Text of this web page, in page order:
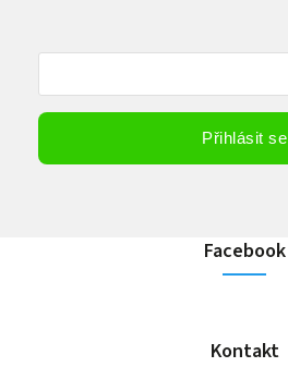
Přihlásit se
Facebook
Kontakt